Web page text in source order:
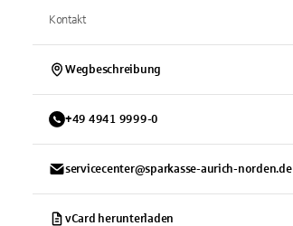
Kontakt
Wegbeschreibung
+49 4941 9999-0
servicecenter@sparkasse-aurich-norden.de
vCard herunterladen